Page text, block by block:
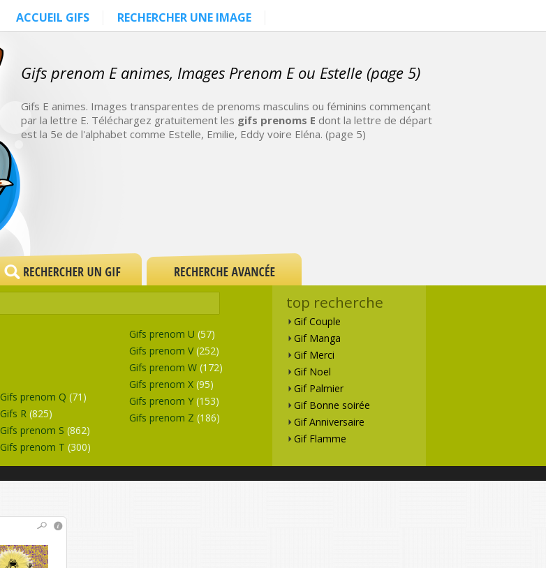
ACCUEIL GIFS RECHERCHER UNE IMAGE
Gifs prenom E animes, Images Prenom E ou Estelle (page 5)
Gifs E animes. Images transparentes de prenoms masculins ou féminins commençant
par la lettre E. Téléchargez gratuitement les gifs prenoms E dont la lettre de départ
est la 5e de l'alphabet comme Estelle, Emilie, Eddy voire Eléna. (page 5)
Gifs prenom Q (71)
Gifs R (825)
Gifs prenom S (862)
Gifs prenom T (300)
Gifs prenom U (57)
Gifs prenom V(252)
Gifs prenom W (172)
Gifs prenom X (95)
Gifs prenom Y (153)
Gifs prenom Z (186)
top recherche
Gif Couple
Gif Manga
Gif Merci
Gif Noel
Gif Palmier
Gif Bonne soirée
Gif Anniversaire
Gif Flamme